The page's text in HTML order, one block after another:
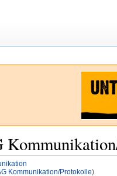
Kommunikation/Protokolle)